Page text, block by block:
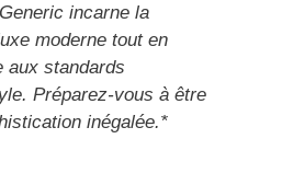
incarne la
moderne tout en
aux standards
Préparez-vous à être
inégalée.*